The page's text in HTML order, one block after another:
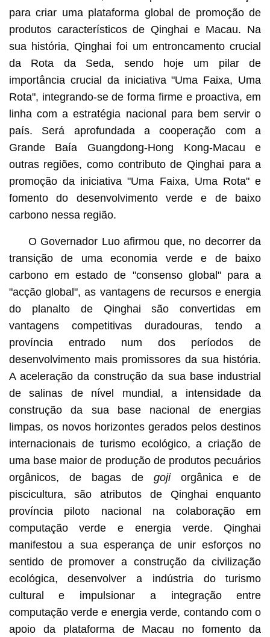
para criar uma plataforma global de promoção de
produtos característicos de Qinghai e Macau. Na
sua história, Qinghai foi um entroncamento crucial
da Rota da Seda, sendo hoje um pilar de
importância crucial da iniciativa "Uma Faixa, Uma
Rota", integrando-se de forma firme e proactiva, em
linha com a estratégia nacional para bem servir o
país. Será aprofundada a cooperação com a
Grande Baía Guangdong-Hong Kong-Macau e
outras regiões, como contributo de Qinghai para a
promoção da iniciativa "Uma Faixa, Uma Rota" e
fomento do desenvolvimento verde e de baixo
carbono nessa região.
O Governador Luo afirmou que, no decorrer da
transição de uma economia verde e de baixo
carbono em estado de "consenso global" para a
"acção global", as vantagens de recursos e energia
do planalto de Qinghai são convertidas em
vantagens competitivas duradouras, tendo a
província entrado num dos períodos de
desenvolvimento mais promissores da sua história.
A aceleração da construção da sua base industrial
de salinas de nível mundial, a intensidade da
construção da sua base nacional de energias
limpas, os novos horizontes gerados pelos destinos
internacionais de turismo ecológico, a criação de
uma base maior de produção de produtos pecuários
orgânicos, de bagas degojiorgânica e de
piscicultura, são atributos de Qinghai enquanto
província piloto nacional na colaboração em
computação verde e energia verde. Qinghai
manifestou a sua esperança de unir esforços no
sentido de promover a construção da civilização
ecológica, desenvolver a indústria do turismo
cultural e impulsionar a integração entre
computação verde e energia verde, contando com o
apoio da plataforma de Macau no fomento da